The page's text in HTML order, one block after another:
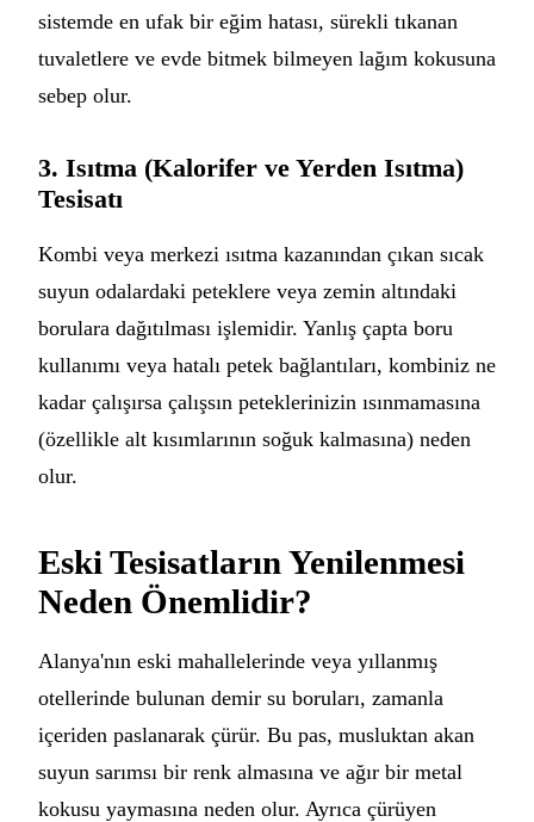
sistemde en ufak bir eğim hatası, sürekli tıkanan
tuvaletlere ve evde bitmek bilmeyen lağım kokusuna
sebep olur.
3. Isıtma (Kalorifer ve Yerden Isıtma)
Tesisatı
Kombi veya merkezi ısıtma kazanından çıkan sıcak
suyun odalardaki peteklere veya zemin altındaki
borulara dağıtılması işlemidir. Yanlış çapta boru
kullanımı veya hatalı petek bağlantıları, kombiniz ne
kadar çalışırsa çalışsın peteklerinizin ısınmamasına
(özellikle alt kısımlarının soğuk kalmasına) neden
olur.
Eski Tesisatların Yenilenmesi
Neden Önemlidir?
Alanya'nın eski mahallelerinde veya yıllanmış
otellerinde bulunan demir su boruları, zamanla
içeriden paslanarak çürür. Bu pas, musluktan akan
suyun sarımsı bir renk almasına ve ağır bir metal
kokusu yaymasına neden olur. Ayrıca çürüyen